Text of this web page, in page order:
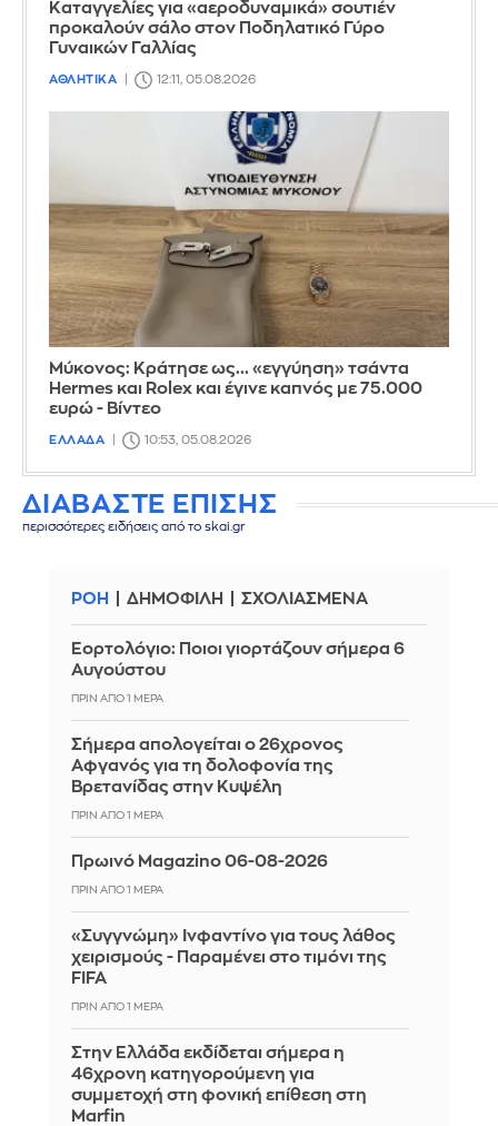
Καταγγελίες για «αεροδυναμικά» σουτιέν
προκαλούν σάλο στον Ποδηλατικό Γύρο
Γυναικών Γαλλίας
ΑΘΛΗΤΙΚΑ 12:11, 05.08.2026
Μύκονος: Κράτησε ως... «εγγύηση» τσάντα
Hermes και Rolex και έγινε καπνός με 75.000
ευρώ - Βίντεο
ΕΛΛΑΔΑ 10:53, 05.08.2026
ΔΙΑΒΑΣΤΕ ΕΠΙΣΗΣ
περισσότερες ειδήσεις από το skai.gr
ΡΟΗ ΔΗΜΟΦΙΛΗ ΣΧΟΛΙΑΣΜΕΝΑ
Εορτολόγιο: Ποιοι γιορτάζουν σήμερα 6
Αυγούστου
ΠΡΙΝ ΑΠΌ 1 ΜΈΡΑ
Σήμερα απολογείται ο 26χρονος
Αφγανός για τη δολοφονία της
Βρετανίδας στην Κυψέλη
ΠΡΙΝ ΑΠΌ 1 ΜΈΡΑ
Πρωινό Magazino 06-08-2026
ΠΡΙΝ ΑΠΌ 1 ΜΈΡΑ
«Συγγνώμη» Ινφαντίνο για τους λάθος
χειρισμούς - Παραμένει στο τιμόνι της
FIFA
ΠΡΙΝ ΑΠΌ 1 ΜΈΡΑ
Στην Ελλάδα εκδίδεται σήμερα η
46χρονη κατηγορούμενη για
συμμετοχή στη φονική επίθεση στη
Marfin